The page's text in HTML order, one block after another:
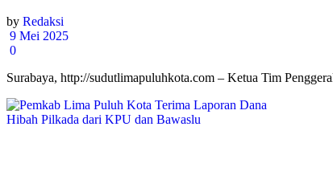
by Redaksi
9 Mei 2025
0
Surabaya, http://sudutlimapuluhkota.com – Ketua Tim